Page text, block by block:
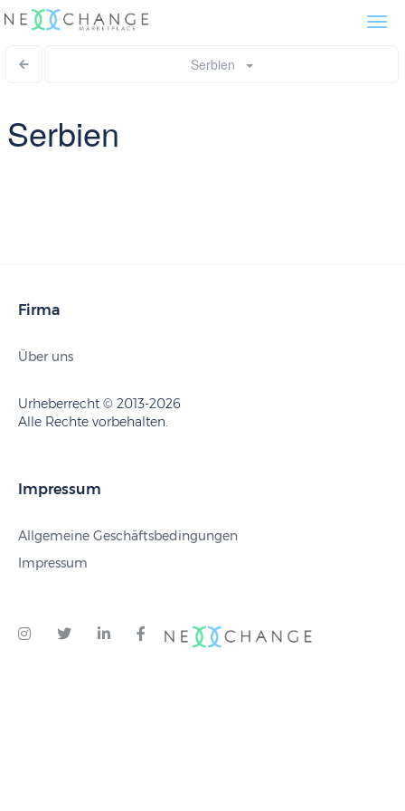
Serbien
Serbien
Firma
Über uns
Urheberrecht © 2013-2026
Alle Rechte vorbehalten.
Impressum
Allgemeine Geschäftsbedingungen
Impressum